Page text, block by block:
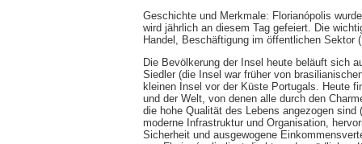
Geschichte und Merkmale: Florianópolis
wird jährlich an diesem Tag gefeiert. Die
Handel, Beschäftigung im öffentlichen Sektor
Die Bevölkerung der Insel heute beläuft sich
Siedler (die Insel war früher von
kleinen Insel vor der Küste Portugals. Heute
und der Welt, von denen alle durch den
die hohe Qualität des Lebens angezogen
moderne Infrastruktur und Organisation,
Sicherheit und ausgewogene